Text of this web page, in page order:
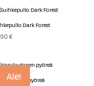
Dark Forest
€
Ale! pyöreä